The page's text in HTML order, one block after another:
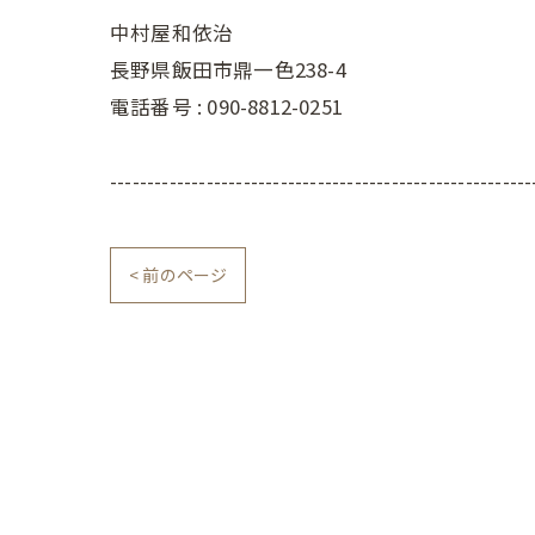
中村屋和依治
長野県飯田市鼎一色238-4
電話番号 : 090-8812-0251
< 前のページ